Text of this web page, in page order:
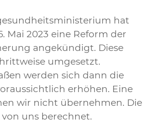
hat
Mai 2023 eine Reform der
angekündigt. Diese
umgesetzt.
werden sich dann die
erhöhen. Eine
wir nicht übernehmen. Die
uns berechnet.